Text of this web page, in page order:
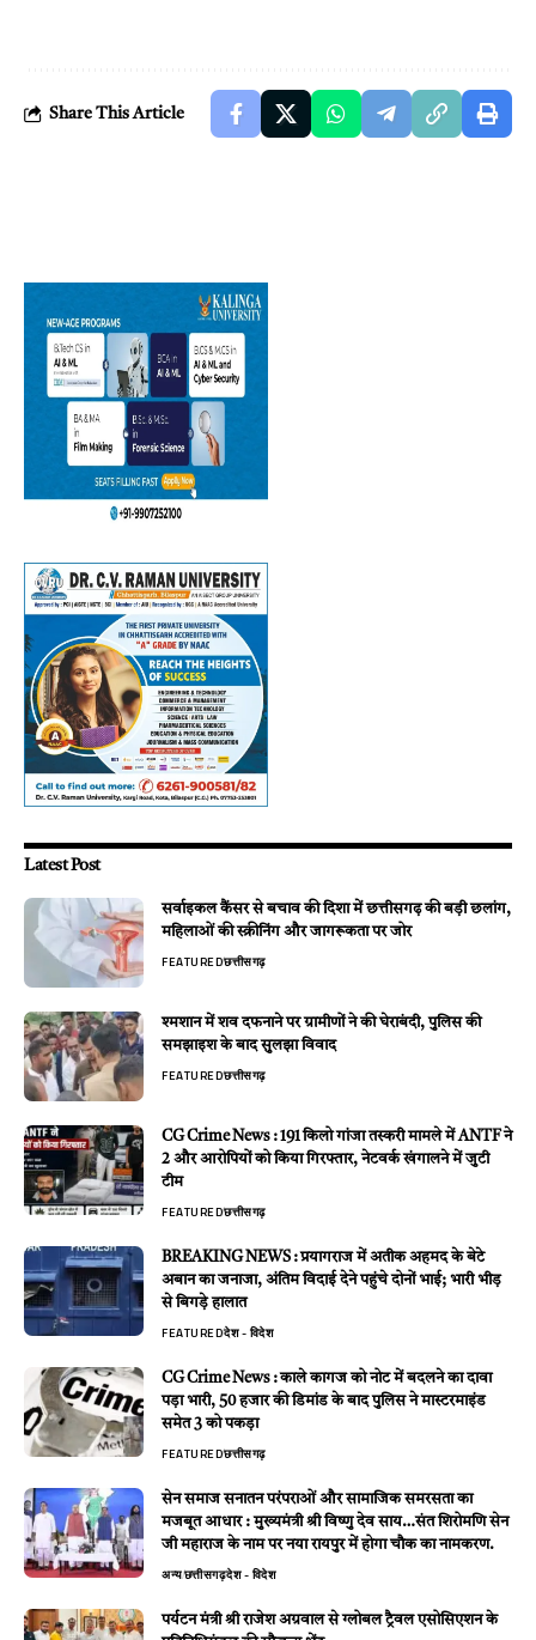
Share This Article
Latest Post
सर्वाइकल कैंसर से बचाव की दिशा में छत्तीसगढ़ की बड़ी छलांग,
महिलाओं की स्क्रीनिंग और जागरूकता पर जोर
FEATUREDछत्तीसगढ़
श्मशान में शव दफनाने पर ग्रामीणों ने की घेराबंदी, पुलिस की
समझाइश के बाद सुलझा विवाद
FEATUREDछत्तीसगढ़
CG Crime News : 191 किलो गांजा तस्करी मामले में ANTF ने
2 और आरोपियों को किया गिरफ्तार, नेटवर्क खंगालने में जुटी
टीम
FEATUREDछत्तीसगढ़
BREAKING NEWS : प्रयागराज में अतीक अहमद के बेटे
अबान का जनाजा, अंतिम विदाई देने पहुंचे दोनों भाई; भारी भीड़
से बिगड़े हालात
FEATUREDदेश - विदेश
CG Crime News : काले कागज को नोट में बदलने का दावा
पड़ा भारी, 50 हजार की डिमांड के बाद पुलिस ने मास्टरमाइंड
समेत 3 को पकड़ा
FEATUREDछत्तीसगढ़
सेन समाज सनातन परंपराओं और सामाजिक समरसता का
मजबूत आधार : मुख्यमंत्री श्री विष्णु देव साय…संत शिरोमणि सेन
जी महाराज के नाम पर नया रायपुर में होगा चौक का नामकरण.
अन्यछत्तीसगढ़देश - विदेश
पर्यटन मंत्री श्री राजेश अग्रवाल से ग्लोबल ट्रैवल एसोसिएशन के